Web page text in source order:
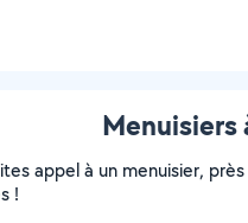
Menuisiers
appel à un menuisier,
!